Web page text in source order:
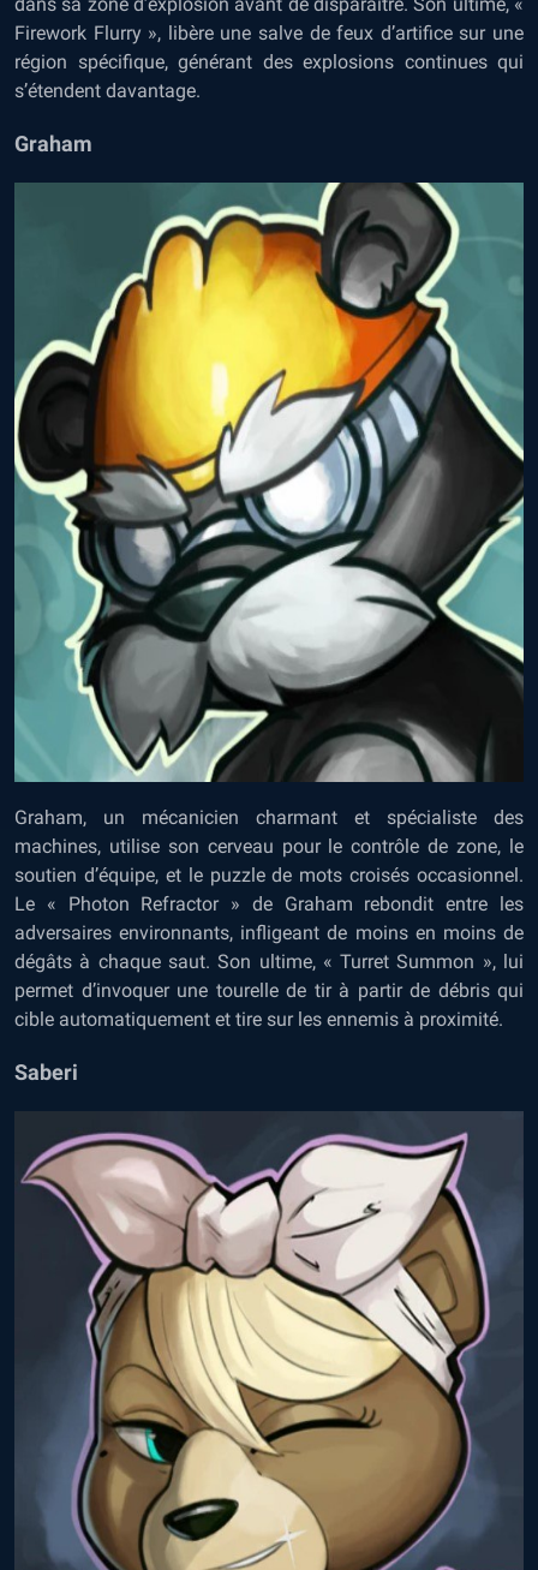
Firework Flurry », libère une salve de feux d’artifice sur une
région spécifique, générant des explosions continues qui
s’étendent davantage.
Graham
Graham, un mécanicien charmant et spécialiste des
machines, utilise son cerveau pour le contrôle de zone, le
soutien d’équipe, et le puzzle de mots croisés occasionnel.
Le « Photon Refractor » de Graham rebondit entre les
adversaires environnants, infligeant de moins en moins de
dégâts à chaque saut. Son ultime, « Turret Summon », lui
permet d’invoquer une tourelle de tir à partir de débris qui
cible automatiquement et tire sur les ennemis à proximité.
Saberi